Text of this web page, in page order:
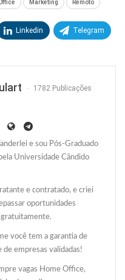
Marketing Remoto
Linkedin Telegram
1782 Publicações
e sou Pós-Graduado
Universidade Cândido
e contratado, e criei
oportunidades
você tem a garantia de
de empresas validadas!
vagas Home Office,